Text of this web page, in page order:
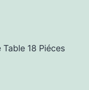
18 Piéces